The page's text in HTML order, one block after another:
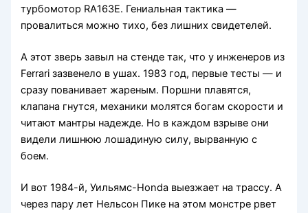
турбомотор RA163E. Гениальная тактика —
провалиться можно тихо, без лишних свидетелей.
А этот зверь завыл на стенде так, что у инженеров из
Ferrari зазвенело в ушах. 1983 год, первые тесты — и
сразу пованивает жареным. Поршни плавятся,
клапана гнутся, механики молятся богам скорости и
читают мантры надежде. Но в каждом взрыве они
видели лишнюю лошадиную силу, вырванную с
боем.
И вот 1984-й, Уильямс-Honda выезжает на трассу. А
через пару лет Нельсон Пике на этом монстре рвет